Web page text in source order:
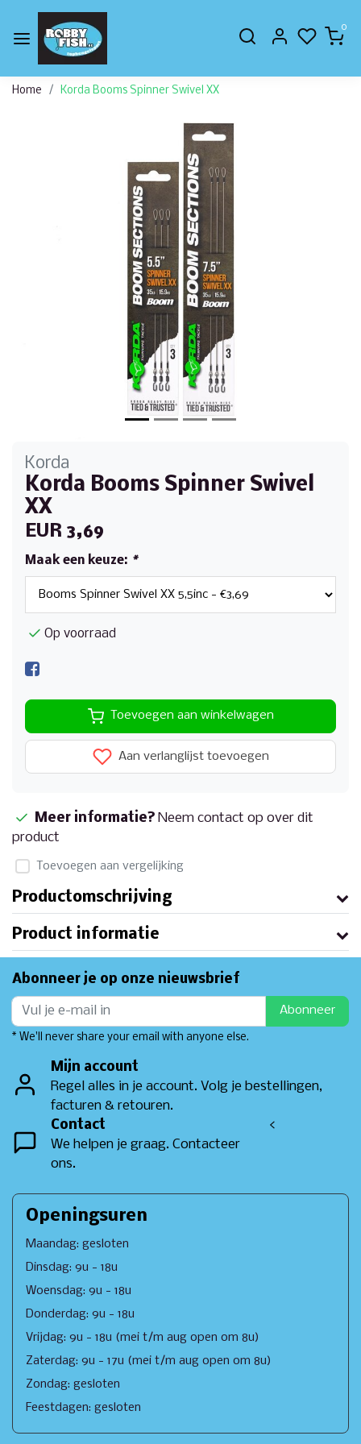
0
Home Korda Booms Spinner Swivel XX
Korda
Korda Booms Spinner Swivel
XX
EUR 3,69
Maak een keuze: *
Op voorraad
Toevoegen aan winkelwagen
Aan verlanglijst toevoegen
Meer informatie? Neem contact op over dit
product
Toevoegen aan vergelijking
Productomschrijving
Product informatie
Abonneer je op onze nieuwsbrief
Abonneer
* We'll never share your email with anyone else.
Mijn account
Regel alles in je account. Volg je bestellingen,
facturen & retouren.
Contact
We helpen je graag. Contacteer
ons.
<
Openingsuren
Maandag: gesloten
Dinsdag: 9u - 18u
Woensdag: 9u - 18u
Donderdag: 9u - 18u
Vrijdag: 9u - 18u (mei t/m aug open om 8u)
Zaterdag: 9u - 17u (mei t/m aug open om 8u)
Zondag: gesloten
Feestdagen: gesloten